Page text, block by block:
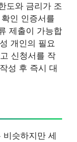
도와 금리가 조
인 인증서를
제출이 가능합
개인의 필요
신청서를 작
성 후 즉시 대
비슷하지만 세